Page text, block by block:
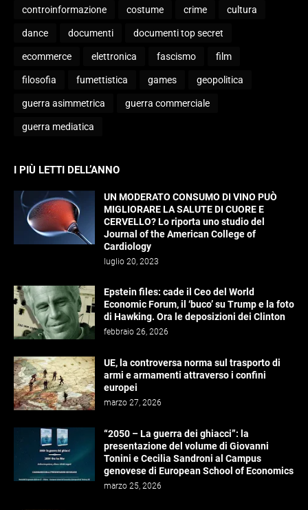
controinformazione costume crime cultura
dance documenti documenti top secret
ecommerce elettronica fascismo film
filosofia fumettistica games geopolitica
guerra asimmetrica guerra commerciale
guerra mediatica
I PIÙ LETTI DELL’ANNO
UN MODERATO CONSUMO DI VINO PUÒ
MIGLIORARE LA SALUTE DI CUORE E
CERVELLO? Lo riporta uno studio del
Journal of the American College of
Cardiology
luglio 20, 2023
Epstein files: cade il Ceo del World
Economic Forum, il ‘buco’ su Trump e la foto
di Hawking. Ora le deposizioni dei Clinton
febbraio 26, 2026
UE, la controversa norma sul trasporto di
armi e armamenti attraverso i confini
europei
marzo 27, 2026
“2050 – La guerra dei ghiacci”: la
presentazione del volume di Giovanni
Tonini e Cecilia Sandroni al Campus
genovese di European School of Economics
marzo 25, 2026